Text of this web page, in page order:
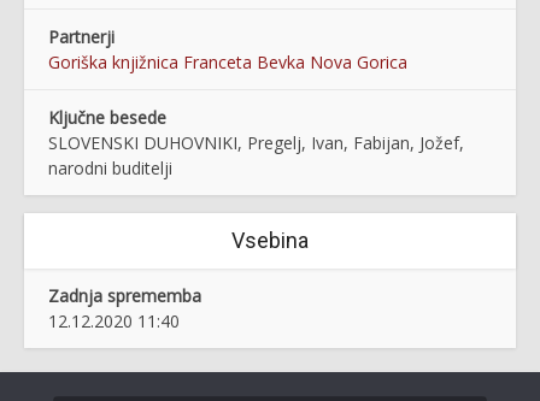
Partnerji
Goriška knjižnica Franceta Bevka Nova Gorica
Ključne besede
SLOVENSKI DUHOVNIKI, Pregelj, Ivan, Fabijan, Jožef,
narodni buditelji
Vsebina
Zadnja sprememba
12.12.2020 11:40